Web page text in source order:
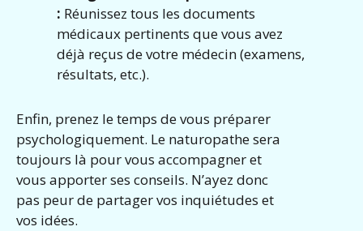
: Réunissez tous les documents
médicaux pertinents que vous avez
déjà reçus de votre médecin (examens,
résultats, etc.).
Enfin, prenez le temps de vous préparer
psychologiquement. Le naturopathe sera
toujours là pour vous accompagner et
vous apporter ses conseils. N’ayez donc
pas peur de partager vos inquiétudes et
vos idées.